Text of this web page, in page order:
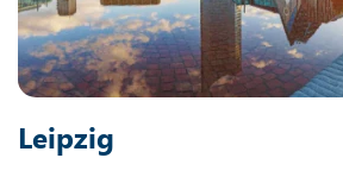
Leipzig